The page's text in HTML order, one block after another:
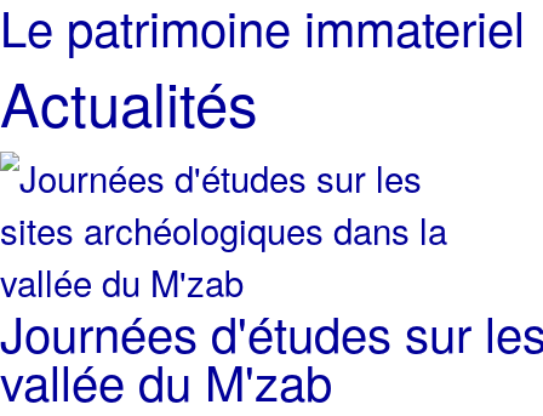
Le patrimoine immateriel
Actualités
Journées d'études sur
vallée du M'zab